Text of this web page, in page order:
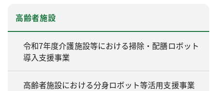
高齢者施設
令和7年度介護施設等における掃除・配膳ロボット
導入支援事業
高齢者施設における分身ロボット等活用支援事業